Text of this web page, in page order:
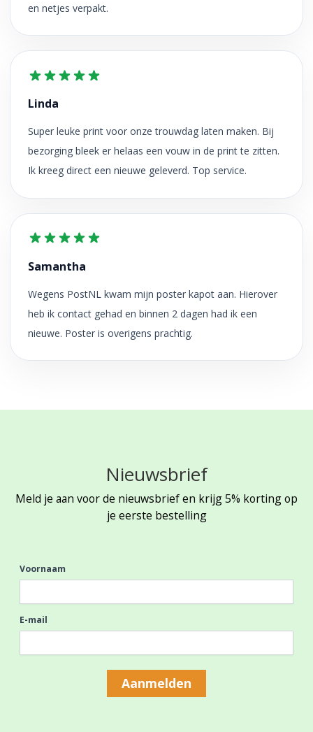
en netjes verpakt.
Linda
Super leuke print voor onze trouwdag laten maken. Bij
bezorging bleek er helaas een vouw in de print te zitten.
Ik kreeg direct een nieuwe geleverd. Top service.
Samantha
Wegens PostNL kwam mijn poster kapot aan. Hierover
heb ik contact gehad en binnen 2 dagen had ik een
nieuwe. Poster is overigens prachtig.
Nieuwsbrief
Meld je aan voor de nieuwsbrief en krijg 5% korting op
je eerste bestelling
Voornaam
E-mail
Aanmelden